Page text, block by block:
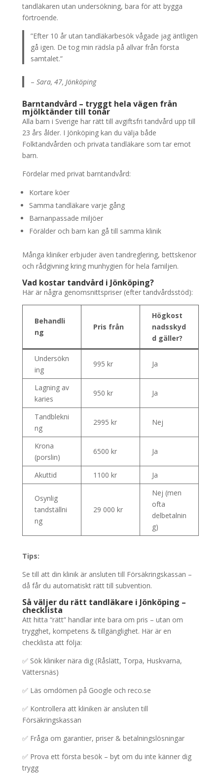
tandläkaren utan undersökning, bara för att bygga
förtroende.
”Efter 10 år utan tandläkarbesök vågade jag äntligen
gå igen. De tog min rädsla på allvar från första
samtalet.”
–Sara, 47, Jönköping
Barntandvård – tryggt hela vägen från
mjölktänder till tonår
Alla barn i Sverige har rätt till avgiftsfri tandvård upp till
23 års ålder. I Jönköping kan du välja både
Folktandvården och privata tandläkare som tar emot
barn.
Fördelar med privat barntandvård:
Kortare köer
Samma tandläkare varje gång
Barnanpassade miljöer
Förälder och barn kan gå till samma klinik
Många kliniker erbjuder även tandreglering, bettskenor
och rådgivning kring munhygien för hela familjen.
Vad kostar tandvård i Jönköping?
Här är några genomsnittspriser (efter tandvårdsstöd):
Behandli
ng
Pris från
Högkost
nadsskyd
d gäller?
Undersökn
ing
995 kr Ja
Lagning av
karies
950 kr Ja
Tandblekni
ng
2995 kr Nej
Krona
(porslin)
6500 kr Ja
Akuttid 1100 kr Ja
Osynlig
tandställni
ng
29 000 kr
Nej (men
ofta
delbetalnin
g)
Tips:
Se till att din klinik är ansluten till Försäkringskassan –
då får du automatiskt rätt till subvention.
Så väljer du rätt tandläkare i Jönköping –
checklista
Att hitta “rätt” handlar inte bara om pris – utan om
trygghet, kompetens & tillgänglighet. Här är en
checklista att följa:
✅ Sök kliniker nära dig (Råslätt, Torpa, Huskvarna,
Vättersnäs)
✅ Läs omdömen på Google och reco.se
✅ Kontrollera att kliniken är ansluten till
Försäkringskassan
✅ Fråga om garantier, priser & betalningslösningar
✅ Prova ett första besök – byt om du inte känner dig
trygg